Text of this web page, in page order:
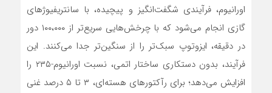
اورانیوم، فرآیندی شگفت‌انگیز و پیچیده، با سانتریفیوژهای
گازی انجام می‌شود که با چرخش‌هایی سریع‌تر از ۱۰۰،۰۰۰ دور
در دقیقه، ایزوتوپ سبک‌تر را از سنگین‌تر جدا می‌کنند. این
فرآیند، بدون دستکاری ساختار اتمی، نسبت اورانیوم-۲۳۵ را
افزایش می‌دهد؛ برای رآکتورهای هسته‌ای، ۳ تا ۵ درصد غنی